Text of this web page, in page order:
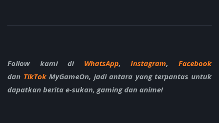
Follow kami di WhatsApp,Instagram,Facebook
dan TikTokMyGameOn, jadi antara yang terpantas untuk
dapatkan berita e-sukan, gaming dan anime!